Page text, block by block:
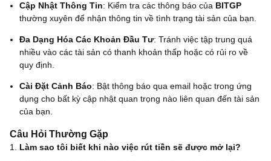
Cập Nhật Thông Tin: Kiểm tra các thông báo của BITGP
thường xuyên để nhận thông tin về tình trạng tài sản của bạn.
Đa Dạng Hóa Các Khoản Đầu Tư: Tránh việc tập trung quá
nhiều vào các tài sản có thanh khoản thấp hoặc có rủi ro về
quy định.
Cài Đặt Cảnh Báo: Bật thông báo qua email hoặc trong ứng
dụng cho bất kỳ cập nhật quan trọng nào liên quan đến tài sản
của bạn.
Câu Hỏi Thường Gặp
Làm sao tôi biết khi nào việc rút tiền sẽ được mở lại?